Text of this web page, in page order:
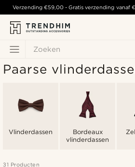
Zoeken
Verzending€59,00 - Gratis verzending vanaf
Paarse
Vlinderdassen
Bordeaux
vlinderdassen
31 Producten